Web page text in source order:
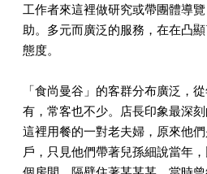
工作者來這裡做研究或帶團體導
助。多元而廣泛的服務，在在凸
態度。
「食尚曼谷」的客群分布廣泛，
有，常客也不少。店長印象最深
這裡用餐的一對老夫婦，原來他
戶，只見他們帶著兒孫細說當年